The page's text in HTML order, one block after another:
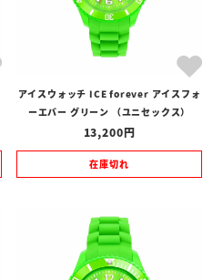
アイスウォッチ ICE forever アイスフォ
ーエバー グリーン （ユニセックス）
13,200
在庫切れ